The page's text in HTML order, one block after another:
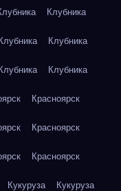
Клубника
Клубника Клубника
Клубника Клубника
Красноярск
Красноярск
Красноярск
Кукуруза Кукуруза